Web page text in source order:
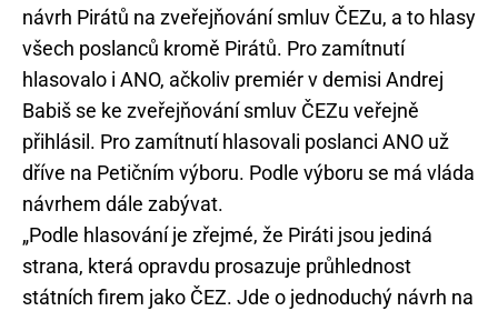
návrh Pirátů na zveřejňování smluv ČEZu, a to hlasy
všech poslanců kromě Pirátů. Pro zamítnutí
hlasovalo i ANO, ačkoliv premiér v demisi Andrej
Babiš se ke zveřejňování smluv ČEZu veřejně
přihlásil. Pro zamítnutí hlasovali poslanci ANO už
dříve na Petičním výboru. Podle výboru se má vláda
návrhem dále zabývat.
„Podle hlasování je zřejmé, že Piráti jsou jediná
strana, která opravdu prosazuje průhlednost
státních firem jako ČEZ. Jde o jednoduchý návrh na